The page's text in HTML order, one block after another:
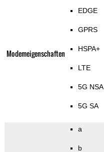
Modemeigenschaften
EDGE
GPRS
HSPA+
LTE
5G NSA
5G SA
a
b